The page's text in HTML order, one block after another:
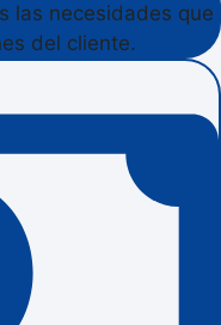
las necesidades que
del cliente.